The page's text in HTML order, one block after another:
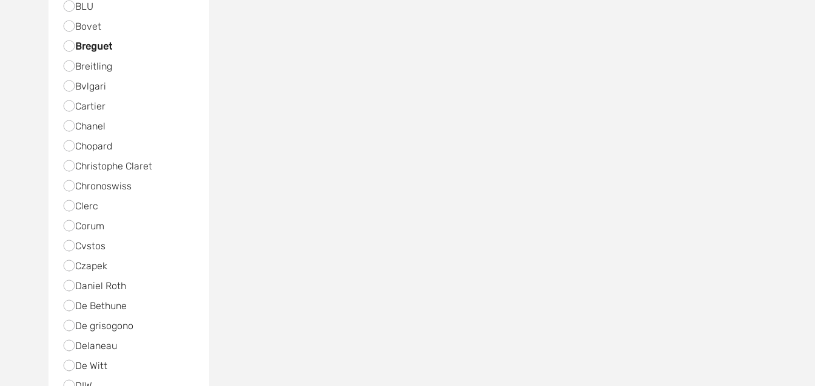
BLU
Bovet
Breguet
Breitling
Bvlgari
Cartier
Chanel
Chopard
Christophe Claret
Chronoswiss
Clerc
Corum
Cvstos
Czapek
Daniel Roth
De Bethune
De grisogono
Delaneau
De Witt